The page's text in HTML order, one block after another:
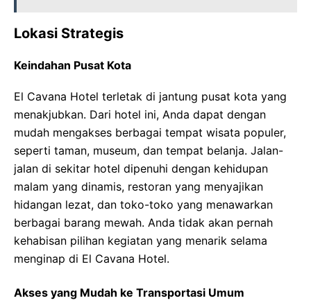
Lokasi Strategis
Keindahan Pusat Kota
El Cavana Hotel terletak di jantung pusat kota yang
menakjubkan. Dari hotel ini, Anda dapat dengan
mudah mengakses berbagai tempat wisata populer,
seperti taman, museum, dan tempat belanja. Jalan-
jalan di sekitar hotel dipenuhi dengan kehidupan
malam yang dinamis, restoran yang menyajikan
hidangan lezat, dan toko-toko yang menawarkan
berbagai barang mewah. Anda tidak akan pernah
kehabisan pilihan kegiatan yang menarik selama
menginap di El Cavana Hotel.
Akses yang Mudah ke Transportasi Umum